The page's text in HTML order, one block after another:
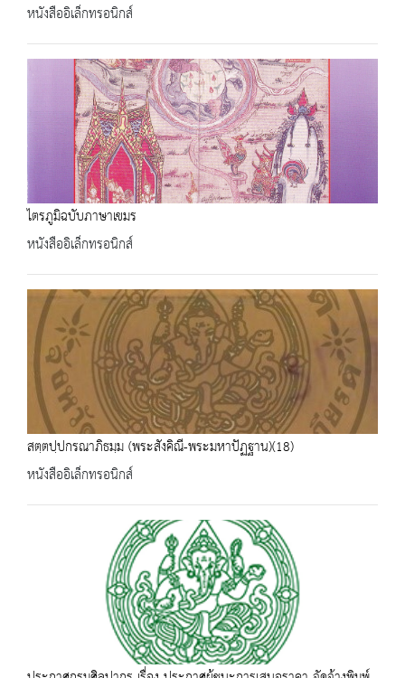
หนังสืออิเล็กทรอนิกส์
ไตรภูมิฉบับภาษาเขมร
หนังสืออิเล็กทรอนิกส์
สตฺตปฺปกรณาภิธมฺม (พระสังคิณี-พระมหาปัฏฐาน)(18)
หนังสืออิเล็กทรอนิกส์